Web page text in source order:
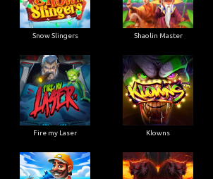
Snow Slingers Shaolin Master
Fire my Laser Klowns